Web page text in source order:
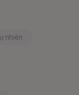
nhiên